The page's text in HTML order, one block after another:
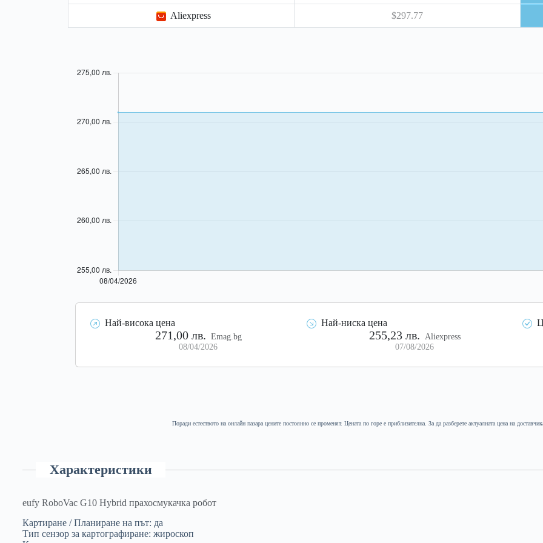
Aliexpress $297.77
Най-висока цена
271,00 лв. Emag.bg
08/04/2026
Най-ниска цена
255,23 лв.
Aliexpress
07/08/2026
Поради естеството на онлайн пазара цените постоянно се променят. Цената по горе е приблизителна. За да разберете актуалната цена на
Характеристики
eufy RoboVac G10 Hybrid прахосмукачка робот
Картиране / Планиране на път: да
Тип сензор за картографиране: жироскоп